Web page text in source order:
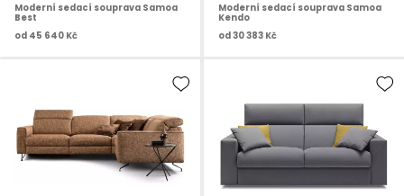
Moderní sedací souprava Samoa
Best
od 45 640 Kč
Moderní sedací souprava Samoa
Kendo
od30 383 Kč